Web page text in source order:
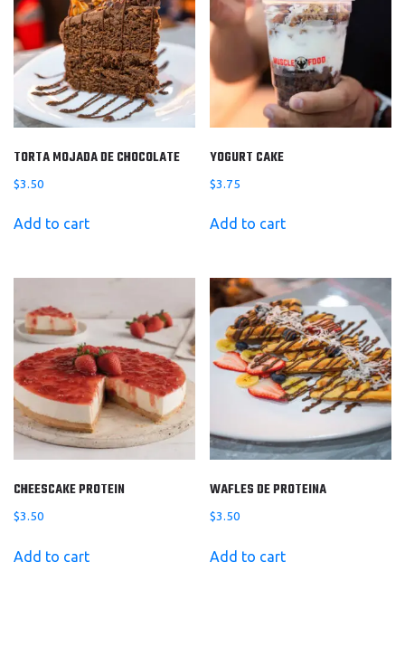
TORTA MOJADA DE CHOCOLATE
$3.50
Add to cart
YOGURT CAKE
$3.75
Add to cart
CHEESCAKE PROTEIN
$3.50
Add to cart
WAFLES DE PROTEINA
$3.50
Add to cart